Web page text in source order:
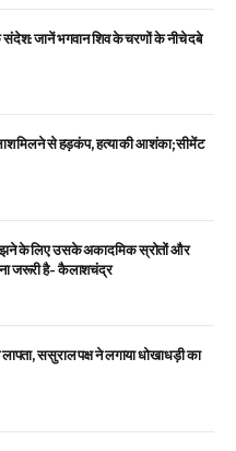
संदेश: जानें भगवान शिव के चरणों के नीचे दबे
मिलने से हड़कंप, हत्या की आशंका; सीमेंट
के लिए उसके अकादमिक स्रोतों और
जरूरी है- कैलाशचंद्र
लापता, ससुराल पक्ष ने लगाया धोखाधड़ी का